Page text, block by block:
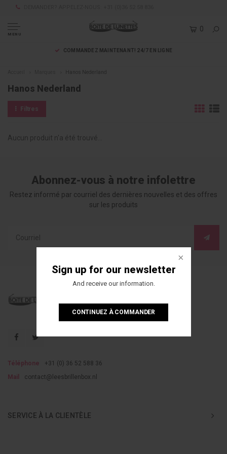
Sign up for our newsletter
And receive our information.
CONTINUEZ À COMMANDER
MENU
0
COMMANDEZ MAINTENANT! 24/7 EN LIGNE
Hanos Nederland
Hanos Nederland
Filtres
Aucun produit n'a été trouvé...
Abonnez-vous à notre infolettre
Restez informé par courriel des dernières nouvelles et des offres
sur les produits
Téléphone
+31 (0) 36 52 588 36
Mail
contact@leesbrillenbox.nl
SERVICE À LA CLIENTÈLE